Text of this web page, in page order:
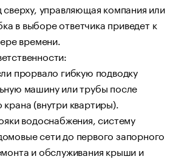
сверху, управляющая компания или
в выборе ответчика приведет к
времени.
прорвало гибкую подводку
машину или трубы после
(внутри квартиры).
водоснабжения, систему
сети до первого запорного
и обслуживания крыши и